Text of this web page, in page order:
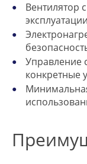
Вентилятор
Управление
конкретные